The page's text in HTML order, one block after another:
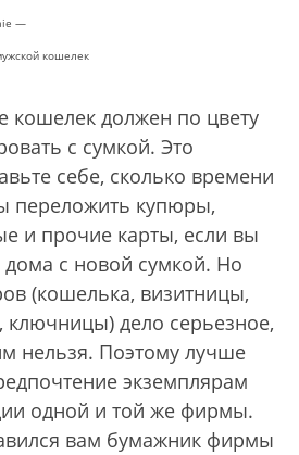
—
кошелек
кошелек должен по цвету
с сумкой. Это
себе, сколько времени
переложить купюры,
и прочие карты, если вы
с новой сумкой. Но
(кошелька, визитницы,
ключницы) дело серьезное,
нельзя. Поэтому лучше
экземплярам
одной и той же фирмы.
вам бумажник фирмы